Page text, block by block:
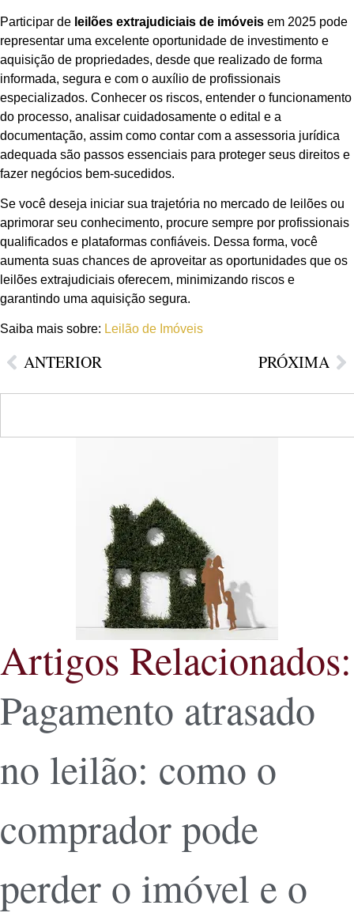
Participar de leilões extrajudiciais de imóveis em 2025 pode
representar uma excelente oportunidade de investimento e
aquisição de propriedades, desde que realizado de forma
informada, segura e com o auxílio de profissionais
especializados. Conhecer os riscos, entender o funcionamento
do processo, analisar cuidadosamente o edital e a
documentação, assim como contar com a assessoria jurídica
adequada são passos essenciais para proteger seus direitos e
fazer negócios bem-sucedidos.
Se você deseja iniciar sua trajetória no mercado de leilões ou
aprimorar seu conhecimento, procure sempre por profissionais
qualificados e plataformas confiáveis. Dessa forma, você
aumenta suas chances de aproveitar as oportunidades que os
leilões extrajudiciais oferecem, minimizando riscos e
garantindo uma aquisição segura.
Saiba mais sobre: Leilão de Imóveis
ANTERIOR PRÓXIMA
Artigos Relacionados:
Pagamento atrasado
no leilão: como o
comprador pode
perder o imóvel e o